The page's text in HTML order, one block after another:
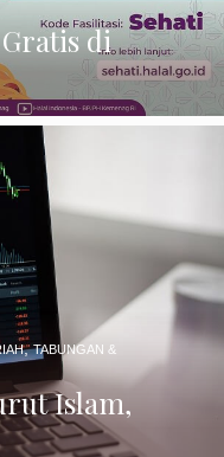
di
Islam,
,TABUNGAN &